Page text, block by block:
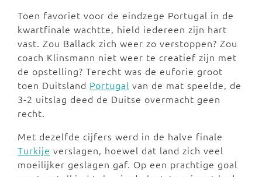
Toen favoriet voor de eindzege Portugal in de
kwartfinale wachtte, hield iedereen zijn hart
vast. Zou Ballack zich weer zo verstoppen? Zou
coach Klinsmann niet weer te creatief zijn met
de opstelling? Terecht was de euforie groot
toen Duitsland Portugal van de mat speelde, de
3-2 uitslag deed de Duitse overmacht geen
recht.
Met dezelfde cijfers werd in de halve finale
Turkije verslagen, hoewel dat land zich veel
moeilijker geslagen gaf. Op een prachtige goal